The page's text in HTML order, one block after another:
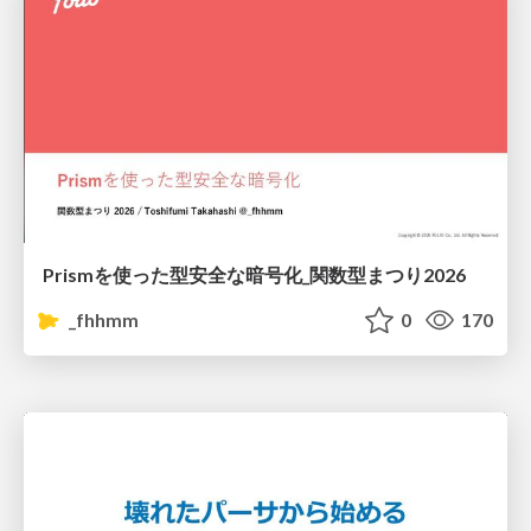
Prismを使った型安全な暗号化_関数型まつり2026
_fhhmm
0 170